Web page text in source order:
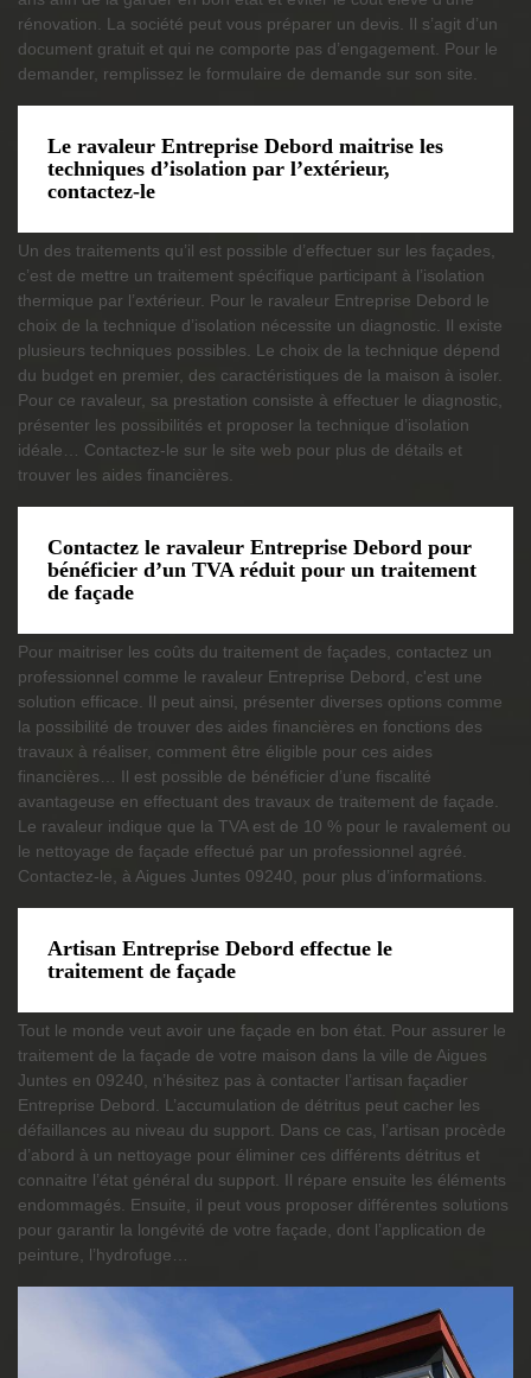
rénovation. La société peut vous préparer un devis. Il s’agit d’un
document gratuit et qui ne comporte pas d’engagement. Pour le
demander, remplissez le formulaire de demande sur son site.
Le ravaleur Entreprise Debord maitrise les
techniques d’isolation par l’extérieur,
contactez-le
Un des traitements qu’il est possible d’effectuer sur les façades,
c’est de mettre un traitement spécifique participant à l’isolation
thermique par l’extérieur. Pour le ravaleur Entreprise Debord le
choix de la technique d’isolation nécessite un diagnostic. Il existe
plusieurs techniques possibles. Le choix de la technique dépend
du budget en premier, des caractéristiques de la maison à isoler.
Pour ce ravaleur, sa prestation consiste à effectuer le diagnostic,
présenter les possibilités et proposer la technique d’isolation
idéale… Contactez-le sur le site web pour plus de détails et
trouver les aides financières.
Contactez le ravaleur Entreprise Debord pour
bénéficier d’un TVA réduit pour un traitement
de façade
Pour maitriser les coûts du traitement de façades, contactez un
professionnel comme le ravaleur Entreprise Debord, c'est une
solution efficace. Il peut ainsi, présenter diverses options comme
la possibilité de trouver des aides financières en fonctions des
travaux à réaliser, comment être éligible pour ces aides
financières… Il est possible de bénéficier d’une fiscalité
avantageuse en effectuant des travaux de traitement de façade.
Le ravaleur indique que la TVA est de 10 % pour le ravalement ou
le nettoyage de façade effectué par un professionnel agréé.
Contactez-le, à Aigues Juntes 09240, pour plus d’informations.
Artisan Entreprise Debord effectue le
traitement de façade
Tout le monde veut avoir une façade en bon état. Pour assurer le
traitement de la façade de votre maison dans la ville de Aigues
Juntes en 09240, n’hésitez pas à contacter l’artisan façadier
Entreprise Debord. L’accumulation de détritus peut cacher les
défaillances au niveau du support. Dans ce cas, l’artisan procède
d’abord à un nettoyage pour éliminer ces différents détritus et
connaitre l’état général du support. Il répare ensuite les éléments
endommagés. Ensuite, il peut vous proposer différentes solutions
pour garantir la longévité de votre façade, dont l’application de
peinture, l’hydrofuge…